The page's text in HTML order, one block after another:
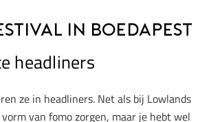
in Boedapest
headliners
ze in headliners. Net als bij Lowlands
van fomo zorgen, maar je hebt wel